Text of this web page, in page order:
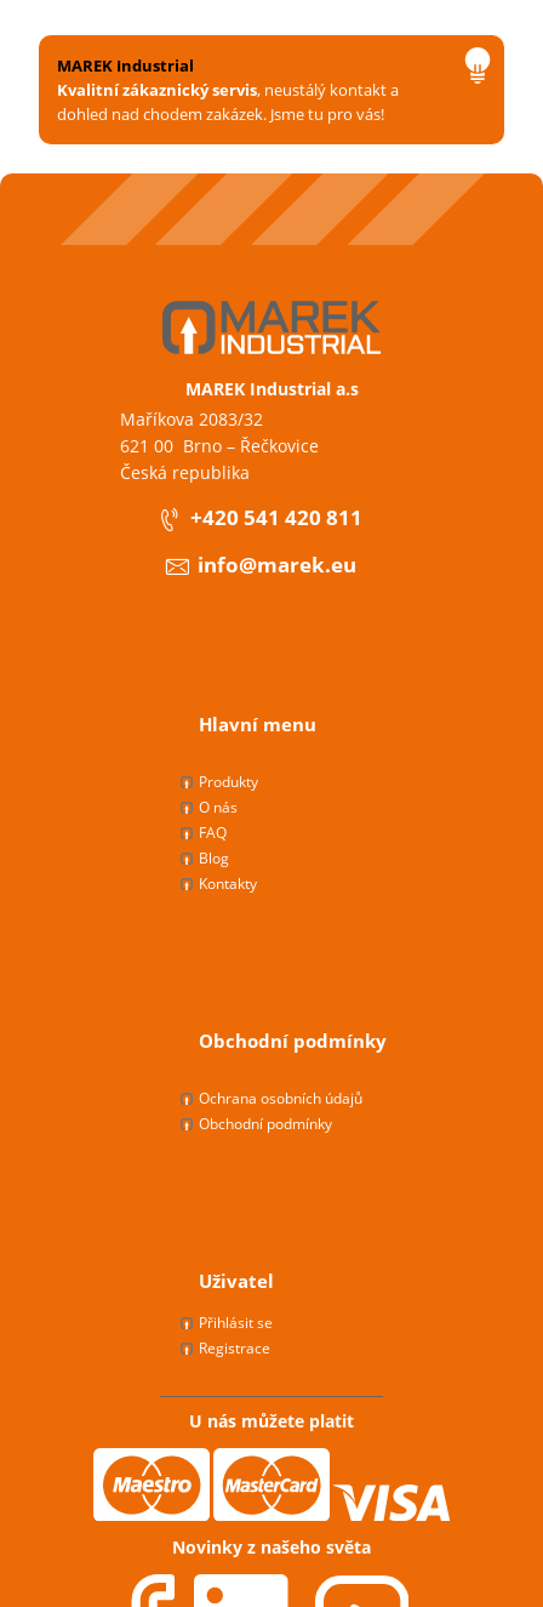
MAREK Industrial
Kvalitní zákaznický servis, neustálý kontakt a
dohled nad chodem zakázek. Jsme tu pro vás!
MAREK Industrial a.s
Maříkova 2083/32
621 00 Brno – Řečkovice
Česká republika
+420 541 420 811
info@marek.eu
Hlavní menu
Produkty
O nás
FAQ
Blog
Kontakty
Obchodní podmínky
Ochrana osobních údajů
Obchodní podmínky
Uživatel
Přihlásit se
Registrace
U nás můžete platit
Novinky z našeho světa